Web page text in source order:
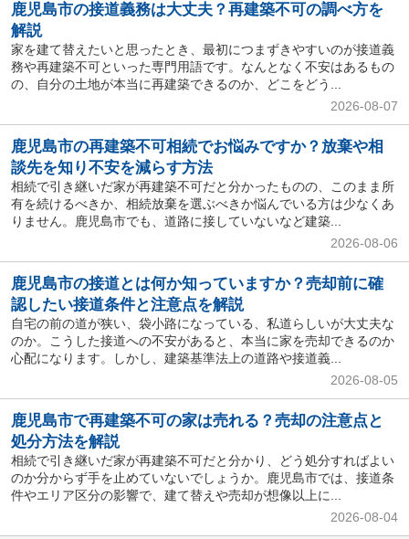
鹿児島市の接道義務は大丈夫？再建築不可の調べ方を
解説
家を建て替えたいと思ったとき、最初につまずきやすいのが接道義
務や再建築不可といった専門用語です。なんとなく不安はあるもの
の、自分の土地が本当に再建築できるのか、どこをどう...
2026-08-07
鹿児島市の再建築不可相続でお悩みですか？放棄や相
談先を知り不安を減らす方法
相続で引き継いだ家が再建築不可だと分かったものの、このまま所
有を続けるべきか、相続放棄を選ぶべきか悩んでいる方は少なくあ
りません。鹿児島市でも、道路に接していないなど建築...
2026-08-06
鹿児島市の接道とは何か知っていますか？売却前に確
認したい接道条件と注意点を解説
自宅の前の道が狭い、袋小路になっている、私道らしいが大丈夫な
のか。こうした接道への不安があると、本当に家を売却できるのか
心配になります。しかし、建築基準法上の道路や接道義...
2026-08-05
鹿児島市で再建築不可の家は売れる？売却の注意点と
処分方法を解説
相続で引き継いだ家が再建築不可だと分かり、どう処分すればよい
のか分からず手を止めていないでしょうか。鹿児島市では、接道条
件やエリア区分の影響で、建て替えや売却が想像以上に...
2026-08-04